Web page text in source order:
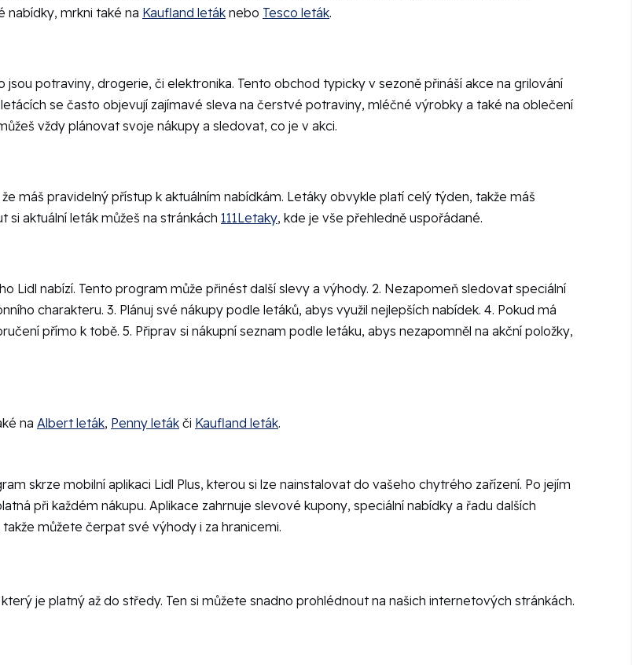
nabídky, mrkni také na Kaufland leták nebo Tesco leták.
jsou potraviny, drogerie, či elektronika. Tento obchod typicky v sezoně přináší akce na grilování
se často objevují zajímavé sleva na čerstvé potraviny, mléčné výrobky a také na oblečení
vždy plánovat svoje nákupy a sledovat, co je v akci.
máš pravidelný přístup k aktuálním nabídkám. Letáky obvykle platí celý týden, takže máš
si aktuální leták můžeš na stránkách 111Letaky, kde je vše přehledně uspořádané.
Lidl nabízí. Tento program může přinést další slevy a výhody. 2. Nezapomeň sledovat speciální
charakteru. 3. Plánuj své nákupy podle letáků, abys využil nejlepších nabídek. 4. Pokud má
přímo k tobě. 5. Připrav si nákupní seznam podle letáku, abys nezapomněl na akční položky,
na Albert leták, Penny leták či Kaufland leták.
skrze mobilní aplikaci Lidl Plus, kterou si lze nainstalovat do vašeho chytrého zařízení. Po jejím
při každém nákupu. Aplikace zahrnuje slevové kupony, speciální nabídky a řadu dalších
můžete čerpat své výhody i za hranicemi.
je platný až do středy. Ten si můžete snadno prohlédnout na našich internetových stránkách.